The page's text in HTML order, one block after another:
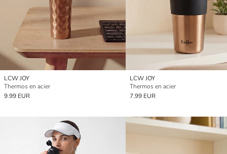
LCW JOY
Thermos en acier
9.99 EUR
LCW JOY
Thermos en acier
7.99 EUR